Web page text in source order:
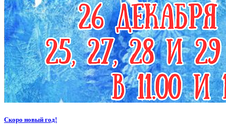
Скоро новый год!